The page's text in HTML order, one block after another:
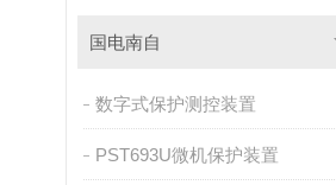
国电南自
数字式保护测控装置
PST693U微机保护装置